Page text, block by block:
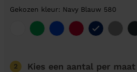
Gekozen kleur: Navy Blauw 580
2 Kies een aantal per maat